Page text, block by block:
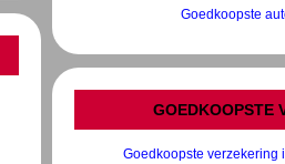
Goedkoopste
GOEDKOOPSTE
Goedkoopste verzekering